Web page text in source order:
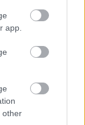
app.
other
nézi
elnök